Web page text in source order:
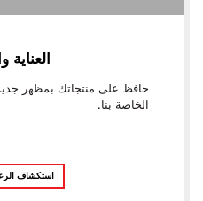
العناية
حافظ على منتجاتك بمظهر جديد
الخاصة بنا.
استكشاف